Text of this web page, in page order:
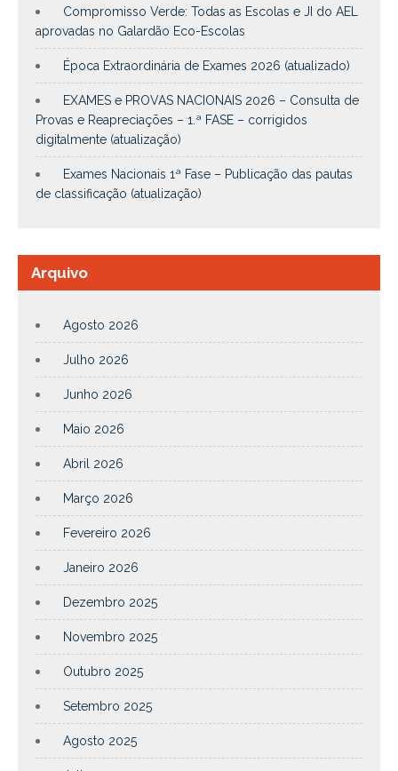
Compromisso Verde: Todas as Escolas e JI do AEL
aprovadas no Galardão Eco-Escolas
Época Extraordinária de Exames 2026 (atualizado)
EXAMES e PROVAS NACIONAIS 2026 – Consulta de
Provas e Reapreciações – 1.ª FASE – corrigidos
digitalmente (atualização)
Exames Nacionais 1ª Fase – Publicação das pautas
de classificação (atualização)
Arquivo
Agosto 2026
Julho 2026
Junho 2026
Maio 2026
Abril 2026
Março 2026
Fevereiro 2026
Janeiro 2026
Dezembro 2025
Novembro 2025
Outubro 2025
Setembro 2025
Agosto 2025